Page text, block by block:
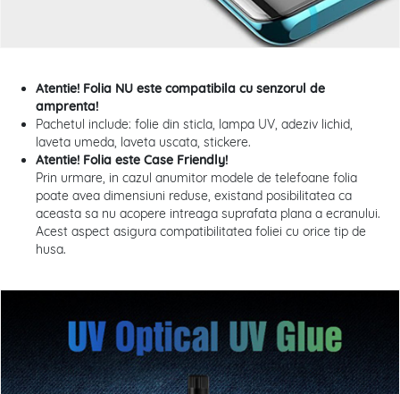
Atentie! Folia NU este compatibila cu senzorul de
amprenta!
Pachetul include: folie din sticla, lampa UV, adeziv lichid,
laveta umeda, laveta uscata, stickere.
Atentie! Folia este Case Friendly!
Prin urmare, in cazul anumitor modele de telefoane folia
poate avea dimensiuni reduse, existand posibilitatea ca
aceasta sa nu acopere intreaga suprafata plana a ecranului.
Acest aspect asigura compatibilitatea foliei cu orice tip de
husa.